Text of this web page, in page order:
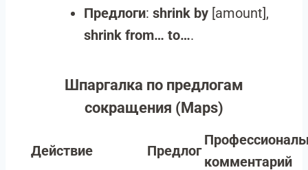
Предлоги: shrink by [amount],
shrink from… to….
Шпаргалка по предлогам
сокращения (Maps)
Действие Предлог
комментарий